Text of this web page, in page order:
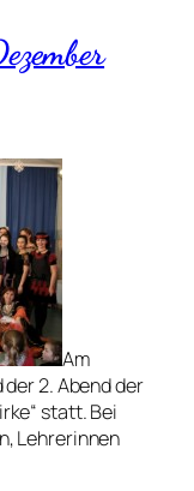
Am
der 2. Abend der
statt. Bei
Lehrerinnen